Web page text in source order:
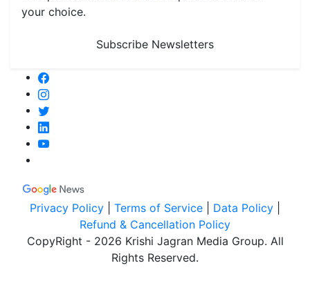
your choice.
Subscribe Newsletters
Privacy Policy Terms of Service Data Policy
Refund & Cancellation Policy
CopyRight - 2026 Krishi Jagran Media Group. All
Rights Reserved.